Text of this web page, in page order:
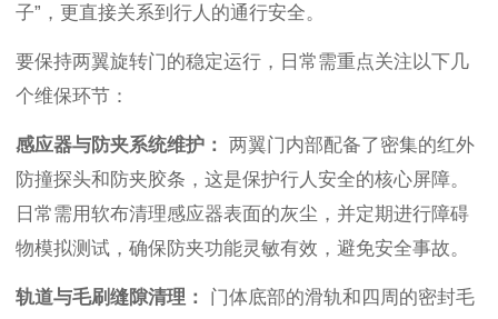
子”，更直接关系到行人的通行安全。
要保持两翼旋转门的稳定运行，日常需重点关注以下几
个维保环节：
感应器与防夹系统维护：
两翼门内部配备了密集的红外
防撞探头和防夹胶条，这是保护行人安全的核心屏障。
日常需用软布清理感应器表面的灰尘，并定期进行障碍
物模拟测试，确保防夹功能灵敏有效，避免安全事故。
轨道与毛刷缝隙清理：
门体底部的滑轨和四周的密封毛